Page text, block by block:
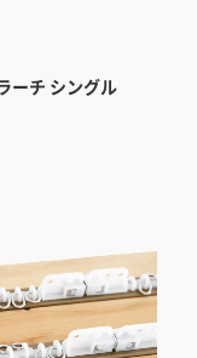
ーチ シングル